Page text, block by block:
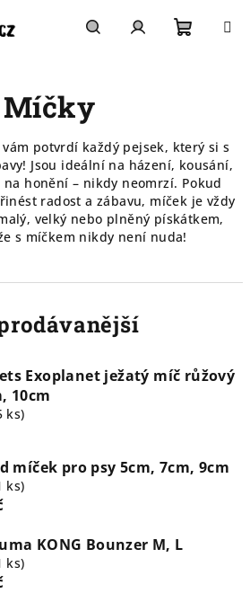
Míčky
potvrdí každý pejsek, který si s
Jsou ideální na házení, kousání,
honění – nikdy neomrzí. Pokud
radost a zábavu, míček je vždy
velký nebo plněný pískátkem,
s míčkem nikdy není nuda!
Exoplanet ježatý míč růžový
10cm
ks)
míček pro psy 5cm, 7cm, 9cm
ks)
KONG Bounzer M, L
ks)